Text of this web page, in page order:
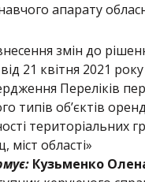
апарату
змін до
21 квітня 2021
Переліків
типів об’єктів
територіальних
міст області»
Кузьменко